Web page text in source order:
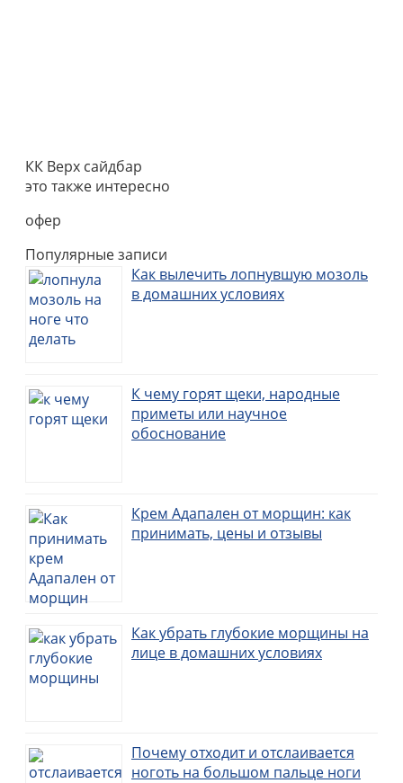
КК Верх сайдбар
это также интересно
офер
Популярные записи
Как вылечить лопнувшую мозоль
в домашних условиях
К чему горят щеки, народные
приметы или научное
обоснование
Крем Адапален от морщин: как
принимать, цены и отзывы
Как убрать глубокие морщины на
лице в домашних условиях
Почему отходит и отслаивается
ноготь на большом пальце ноги